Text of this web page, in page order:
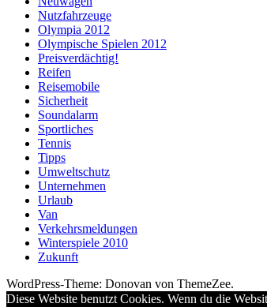
Nutzfahrzeuge
Olympia 2012
Olympische Spielen 2012
Preisverdächtig!
Reifen
Reisemobile
Sicherheit
Soundalarm
Sportliches
Tennis
Tipps
Umweltschutz
Unternehmen
Urlaub
Van
Verkehrsmeldungen
Winterspiele 2010
Zukunft
WordPress-Theme: Donovan von ThemeZee.
Diese Website benutzt Cookies. Wenn du die